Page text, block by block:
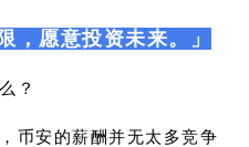
，愿意投资未来。」
？
币安的薪酬并无太多竞争